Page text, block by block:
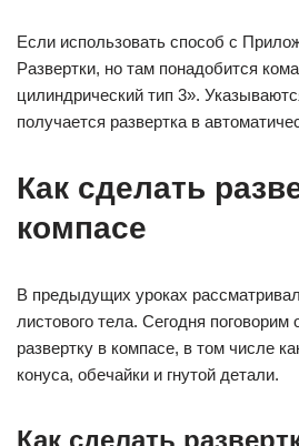
Если использовать способ с
Развертки, но там понадобится
цилиндрический тип 3».
получается развертка в
Как сделать
компасе
В предыдущих уроках
листового тела. Сегодня поговорим
развертку в компасе, в том числе
конуса, обечайки и гнутой детали.